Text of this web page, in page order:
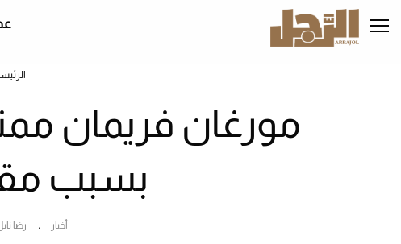
إلى
المحتوى
مورغان فريمان
بسبب
أخبار رضا